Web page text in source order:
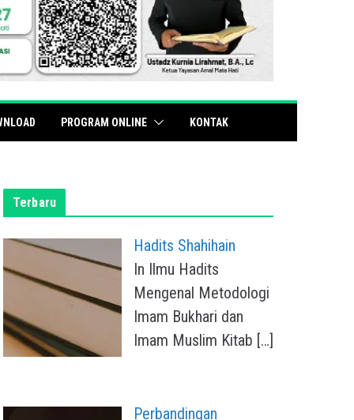
PROGRAM ONLINE KONTAK
Terbaru
Hadits Shahihain
In Ilmu Hadits
Mengenal Metodologi
Imam Bukhari dan
Imam Muslim Kitab […]
Perbandingan